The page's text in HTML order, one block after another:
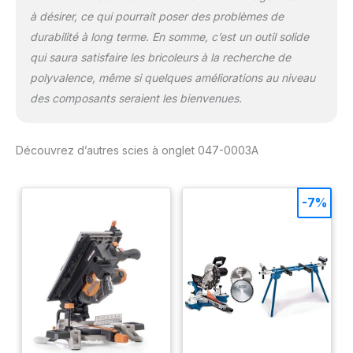
à désirer, ce qui pourrait poser des problèmes de
durabilité à long terme. En somme, c’est un outil solide
qui saura satisfaire les bricoleurs à la recherche de
polyvalence, même si quelques améliorations au niveau
des composants seraient les bienvenues.
Découvrez d’autres scies à onglet 047-0003A
-7%